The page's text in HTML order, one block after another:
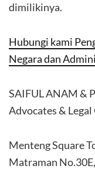
dimilikinya.
Hubungi kami
Negara dan
SAIFUL ANAM &
Advocates &
Menteng Square
Matraman